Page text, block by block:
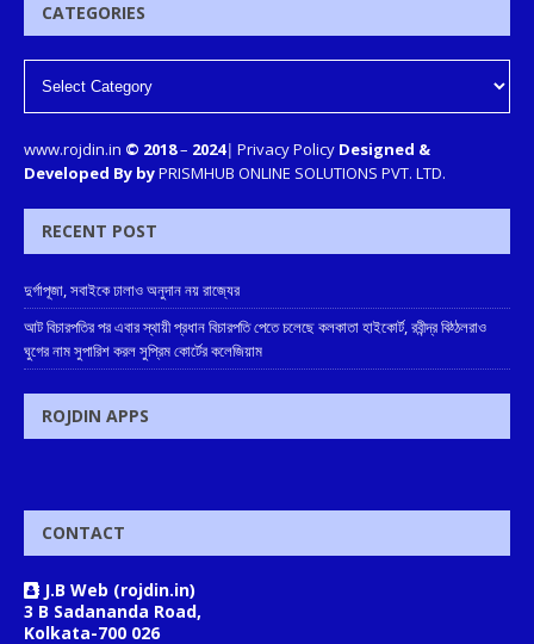
CATEGORIES
www.rojdin.in © 2018– 2024| Privacy Policy Designed &
Developed By byPRISMHUB ONLINE SOLUTIONS PVT. LTD.
RECENT POST
দুর্গাপূজা, সবাইকে ঢালাও অনুদান নয় রাজ্যের
আট বিচারপতির পর এবার স্থায়ী প্রধান বিচারপতি পেতে চলেছে কলকাতা হাইকোর্ট, রবীন্দ্র বিঠ্ঠলরাও
ঘুগের নাম সুপারিশ করল সুপ্রিম কোর্টের কলেজিয়াম
ROJDIN APPS
CONTACT
J.B Web (rojdin.in)
3 B Sadananda Road,
Kolkata-700 026